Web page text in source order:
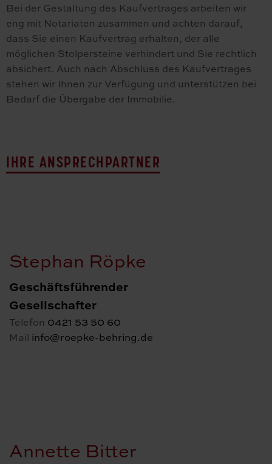
Bei der Gestaltung des Kaufvertrages arbeiten wir
eng mit Notariaten zusammen und achten darauf,
dass Sie einen Kaufvertrag erhalten, der alle
möglichen Stolpersteine verhindert und Sie rechtlich
absichert. Auch nach Abschluss des Kaufvertrages
stehen wir Ihnen zur Verfügung und unterstützen bei
Bedarf die Übergabe der Immobilie.
IHRE ANSPRECHPARTNER
Stephan Röpke
Geschäftsführender
Gesellschafter
Telefon 0421 53 50 60
Mail info@roepke-behring.de
Annette Bitter